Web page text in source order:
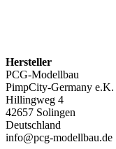
Hersteller
PCG-Modellbau
PimpCity-Germany e.K.
Hillingweg 4
42657 Solingen
Deutschland
info@pcg-modellbau.de